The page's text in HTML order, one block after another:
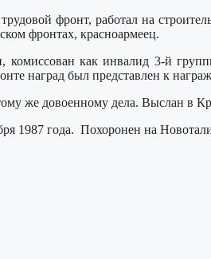
фронт, работал на
фронтах, красноармеец.
комиссован как инвалид 3-й
наград был представлен к
же довоенному дела. Выслан в
1987 года. Похоронен на